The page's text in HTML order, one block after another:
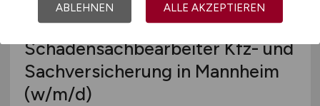
Schadenfallmanager /
Schadensachbearbeiter Kfz- und
Sachversicherung in Mannheim
(w/m/d)
ABLEHNEN ALLE AKZEPTIEREN